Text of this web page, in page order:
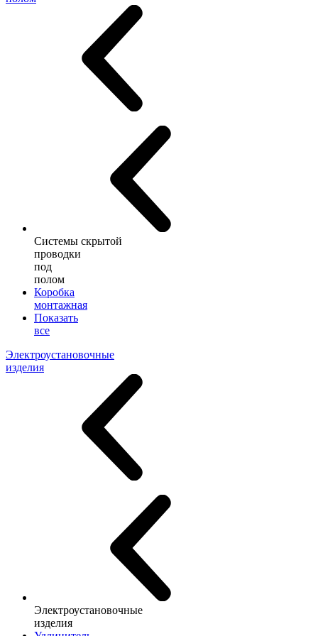
Системы скрытой
проводки
под
полом
Коробка
монтажная
Показать
все
Электроустановочные
изделия
Электроустановочные
изделия